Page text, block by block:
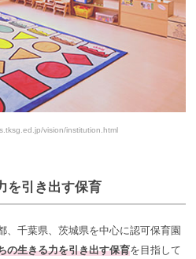
vision/institution.html
を引き出す保育
、千葉県、茨城県を中心に認可保育園
の生きる力を引き出す保育を目指して